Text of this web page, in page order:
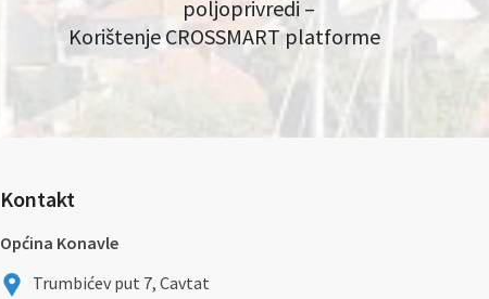
poljoprivredi –
Korištenje CROSSMART platforme
Kontakt
Općina Konavle
Trumbićev put 7, Cavtat